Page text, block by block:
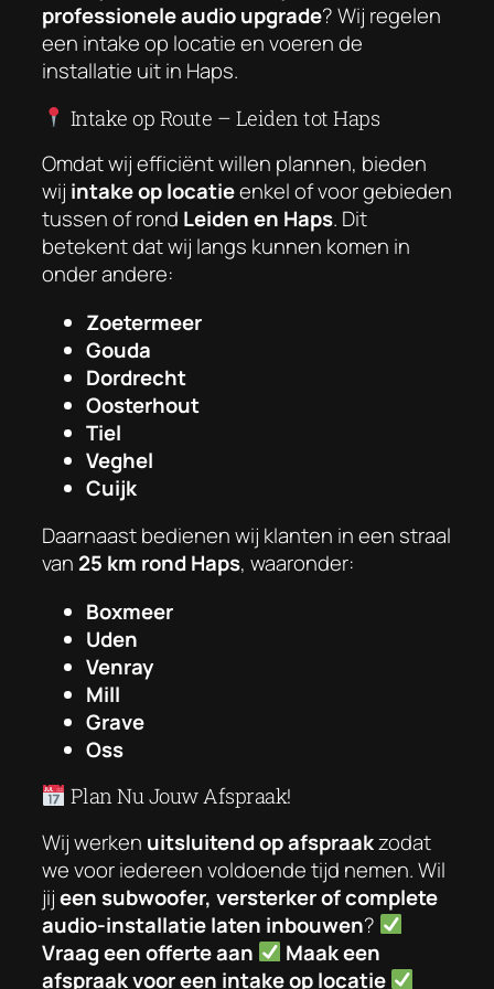
professionele audio upgrade? Wij regelen
een intake op locatie en voeren de
installatie uit in Haps.
Intake op Route – Leiden tot Haps
Omdat wij efficiënt willen plannen, bieden
wij intake op locatieenkel of voor gebieden
tussen of rond Leiden en Haps. Dit
betekent dat wij langs kunnen komen in
onder andere:
Zoetermeer
Gouda
Dordrecht
Oosterhout
Tiel
Veghel
Cuijk
Daarnaast bedienen wij klanten in een straal
van 25 km rond Haps, waaronder:
Boxmeer
Uden
Venray
Mill
Grave
Oss
Plan Nu Jouw Afspraak!
Wij werken uitsluitend op afspraakzodat
we voor iedereen voldoende tijd nemen. Wil
jijeen subwoofer, versterker of complete
audio-installatie laten inbouwen?
Vraag een offerte aan
Maak een
afspraak voor een intake op locatie